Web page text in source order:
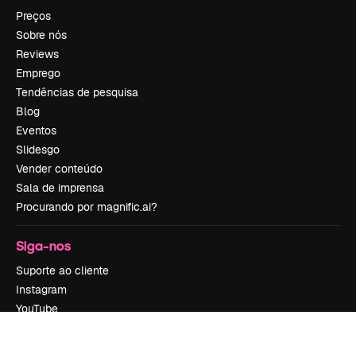
Preços
Sobre nós
Reviews
Emprego
Tendências de pesquisa
Blog
Eventos
Slidesgo
Vender conteúdo
Sala de imprensa
Procurando por magnific.ai?
Siga-nos
Suporte ao cliente
Instagram
YouTube